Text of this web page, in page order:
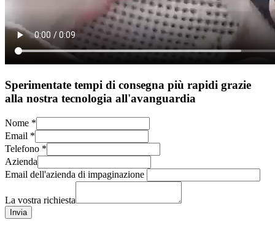
Sperimentate tempi di consegna più rapidi grazie
alla nostra tecnologia all'avanguardia
Nome *
Email *
Telefono *
Azienda
Email dell'azienda di impaginazione
La vostra richiesta
Invia